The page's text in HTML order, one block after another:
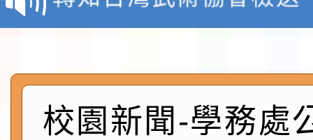
月29日中正盃決賽暨國
「抗生素聰明用，防疫
動」插畫徵件活動
淨零綠生活教案入校路
會
地景藝術節教師研習
校園新聞-學務處